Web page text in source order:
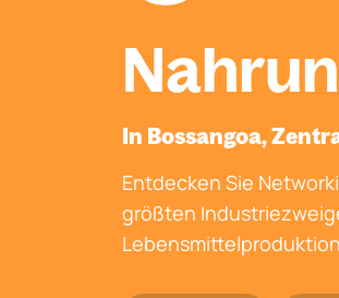
In Bossangoa,
Entdecken Sie
größten